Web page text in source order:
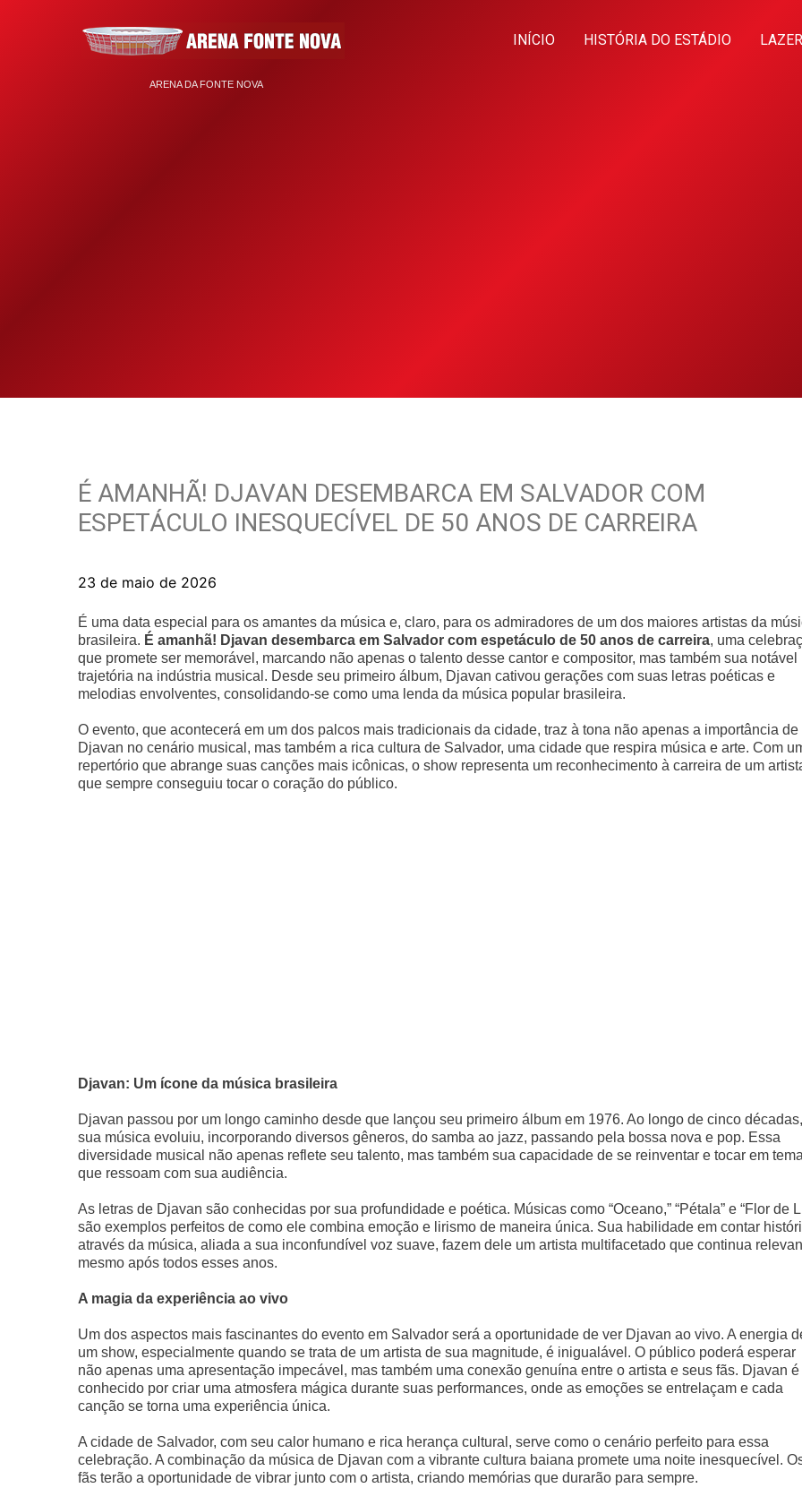
ARENA DA FONTE NOVA
INÍCIO HISTÓRIA DO ESTÁDIO
É AMANHÃ! DJAVAN DESEMBARCA EM SALVADOR COM
ESPETÁCULO INESQUECÍVEL DE 50 ANOS DE CARREIRA
23 de maio de 2026
É uma data especial para os amantes da música e, claro, para os admiradores de um dos maiores artistas da
brasileira. É amanhã! Djavan desembarca em Salvador com espetáculo de 50 anos de carreira, uma
que promete ser memorável, marcando não apenas o talento desse cantor e compositor, mas também sua notável
trajetória na indústria musical. Desde seu primeiro álbum, Djavan cativou gerações com suas letras poéticas e
melodias envolventes, consolidando-se como uma lenda da música popular brasileira.
O evento, que acontecerá em um dos palcos mais tradicionais da cidade, traz à tona não apenas a importância de
Djavan no cenário musical, mas também a rica cultura de Salvador, uma cidade que respira música e arte. Com
repertório que abrange suas canções mais icônicas, o show representa um reconhecimento à carreira de um
que sempre conseguiu tocar o coração do público.
Djavan: Um ícone da música brasileira
Djavan passou por um longo caminho desde que lançou seu primeiro álbum em 1976. Ao longo de cinco décadas,
sua música evoluiu, incorporando diversos gêneros, do samba ao jazz, passando pela bossa nova e pop. Essa
diversidade musical não apenas reflete seu talento, mas também sua capacidade de se reinventar e tocar em
que ressoam com sua audiência.
As letras de Djavan são conhecidas por sua profundidade e poética. Músicas como “Oceano,” “Pétala” e “Flor de
são exemplos perfeitos de como ele combina emoção e lirismo de maneira única. Sua habilidade em contar
através da música, aliada a sua inconfundível voz suave, fazem dele um artista multifacetado que continua
mesmo após todos esses anos.
A magia da experiência ao vivo
Um dos aspectos mais fascinantes do evento em Salvador será a oportunidade de ver Djavan ao vivo. A energia
um show, especialmente quando se trata de um artista de sua magnitude, é inigualável. O público poderá esperar
não apenas uma apresentação impecável, mas também uma conexão genuína entre o artista e seus fãs. Djavan é
conhecido por criar uma atmosfera mágica durante suas performances, onde as emoções se entrelaçam e cada
canção se torna uma experiência única.
A cidade de Salvador, com seu calor humano e rica herança cultural, serve como o cenário perfeito para essa
celebração. A combinação da música de Djavan com a vibrante cultura baiana promete uma noite inesquecível.
fãs terão a oportunidade de vibrar junto com o artista, criando memórias que durarão para sempre.